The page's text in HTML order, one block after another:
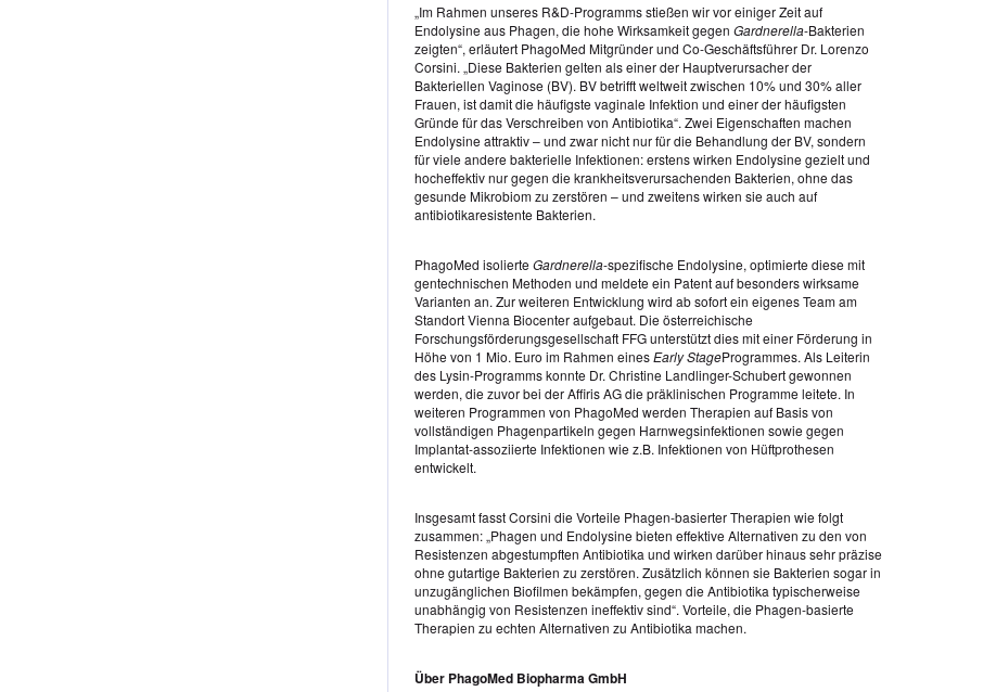
„Im Rahmen unseres R&D-Programms stießen wir vor einiger Zeit auf
Endolysine aus Phagen, die hohe Wirksamkeit gegen Gardnerella-Bakterien
zeigten“, erläutert PhagoMed Mitgründer und Co-Geschäftsführer Dr. Lorenzo
Corsini. „Diese Bakterien gelten als einer der Hauptverursacher der
Bakteriellen Vaginose (BV). BV betrifft weltweit zwischen 10% und 30% aller
Frauen, ist damit die häufigste vaginale Infektion und einer der häufigsten
Gründe für das Verschreiben von Antibiotika“. Zwei Eigenschaften machen
Endolysine attraktiv – und zwar nicht nur für die Behandlung der BV, sondern
für viele andere bakterielle Infektionen: erstens wirken Endolysine gezielt und
hocheffektiv nur gegen die krankheitsverursachenden Bakterien, ohne das
gesunde Mikrobiom zu zerstören – und zweitens wirken sie auch auf
antibiotikaresistente Bakterien.
PhagoMed isolierte Gardnerella-spezifische Endolysine, optimierte diese mit
gentechnischen Methoden und meldete ein Patent auf besonders wirksame
Varianten an. Zur weiteren Entwicklung wird ab sofort ein eigenes Team am
Standort Vienna Biocenter aufgebaut. Die österreichische
Forschungsförderungsgesellschaft FFG unterstützt dies mit einer Förderung in
Höhe von 1 Mio. Euro im Rahmen einesEarly StageProgrammes. Als Leiterin
des Lysin-Programms konnte Dr. Christine Landlinger-Schubert gewonnen
werden, die zuvor bei der Affiris AG die präklinischen Programme leitete. In
weiteren Programmen von PhagoMed werden Therapien auf Basis von
vollständigen Phagenpartikeln gegen Harnwegsinfektionen sowie gegen
Implantat-assoziierte Infektionen wie z.B. Infektionen von Hüftprothesen
entwickelt.
Insgesamt fasst Corsini die Vorteile Phagen-basierter Therapien wie folgt
zusammen: „Phagen und Endolysine bieten effektive Alternativen zu den von
Resistenzen abgestumpften Antibiotika und wirken darüber hinaus sehr präzise
ohne gutartige Bakterien zu zerstören. Zusätzlich können sie Bakterien sogar in
unzugänglichen Biofilmen bekämpfen, gegen die Antibiotika typischerweise
unabhängig von Resistenzen ineffektiv sind“. Vorteile, die Phagen-basierte
Therapien zu echten Alternativen zu Antibiotika machen.
Über PhagoMed Biopharma GmbH